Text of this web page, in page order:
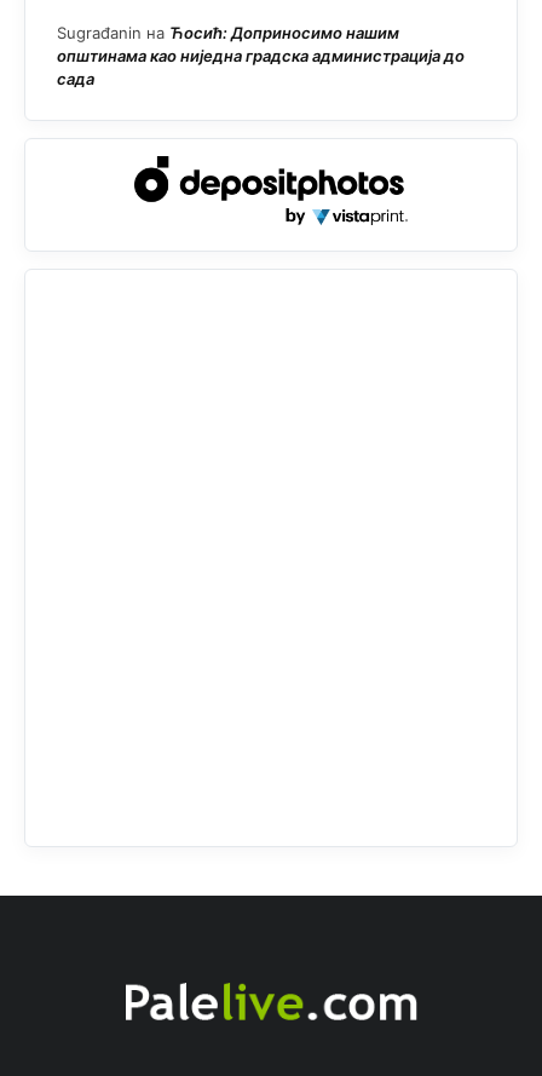
Sugrađanin на Ћосић: Доприносимо нашим
општинама као ниједна градска администрација до
сада